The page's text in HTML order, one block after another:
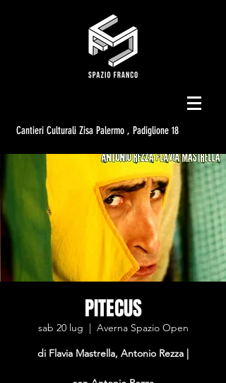
Cantieri Culturali Zisa Palermo , Padiglione 18
PITECUS
sab 20 lug
  |
Averna Spazio Open
di Flavia Mastrella, Antonio Rezza |